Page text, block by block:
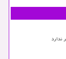
ندارد